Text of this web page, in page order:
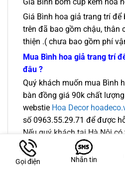
Giá Bình hoa giả trang trí
trên đã bao gồm chậu, thân
thiện .( chưa bao gồm phí
Mua Bình hoa giả trang trí
đâu ?
Quý khách muốn mua Bình
bàn đồng giá 90k chất
webstie Hoa Decor
số 0963.55.29.71 để được
Nếu quý khách tại Hà Nội
hàng cây giả
Hoa Decor tại
KĐT Bình Minh Garden số
Gọi điện Nhắn tin